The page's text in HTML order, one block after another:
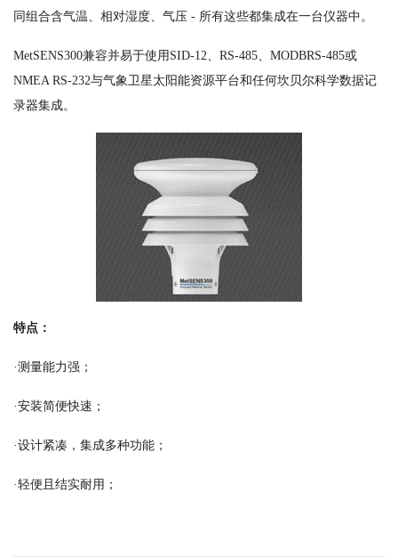
同组合含气温、相对湿度、气压 - 所有这些都集成在一台仪器中。
MetSENS300兼容并易于使用SID-12、RS-485、MODBRS-485或
NMEA RS-232与气象卫星太阳能资源平台和任何坎贝尔科学数据记
录器集成。
特点：
·测量能力强；
·安装简便快速；
·设计紧凑，集成多种功能；
·轻便且结实耐用；